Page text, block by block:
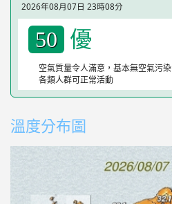
2026年08月07日 23時08分
50 優
空氣質量令人滿意，基本無空氣污染
各類人群可正常活動
溫度分布圖